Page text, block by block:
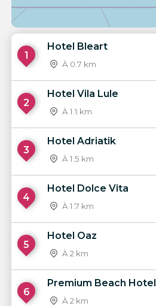
1
Hotel Bleart
À 0.7 km
2
Hotel Vila Lule
À 1.1 km
3
Hotel Adriatik
À 1.5 km
4
Hotel Dolce Vita
À 1.7 km
5
Hotel Oaz
À 2 km
6
Premium Beach Hotel
À 2 km